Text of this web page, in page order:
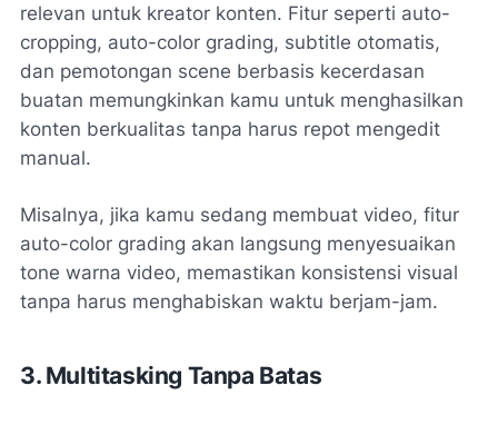
relevan untuk kreator konten. Fitur seperti auto-
cropping, auto-color grading, subtitle otomatis,
dan pemotongan scene berbasis kecerdasan
buatan memungkinkan kamu untuk menghasilkan
konten berkualitas tanpa harus repot mengedit
manual.
Misalnya, jika kamu sedang membuat video, fitur
auto-color grading akan langsung menyesuaikan
tone warna video, memastikan konsistensi visual
tanpa harus menghabiskan waktu berjam-jam.
3. Multitasking Tanpa Batas